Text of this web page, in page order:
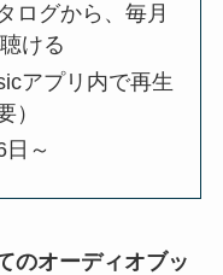
グから、毎月
ける
アプリ内で再生
）
～
のオーディオブッ